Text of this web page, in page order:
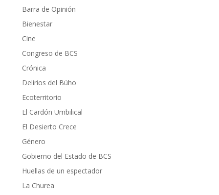
Barra de Opinión
Bienestar
Cine
Congreso de BCS
Crónica
Delirios del Búho
Ecoterritorio
El Cardón Umbilical
El Desierto Crece
Género
Gobierno del Estado de BCS
Huellas de un espectador
La Churea